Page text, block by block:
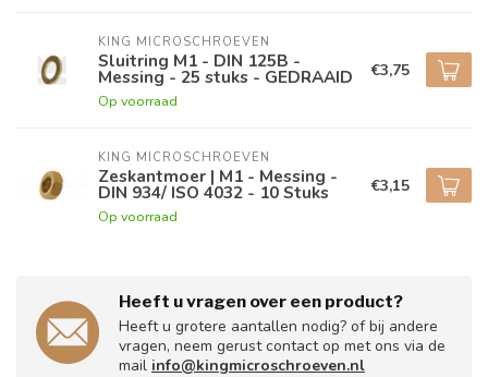
KING MICROSCHROEVEN
Sluitring M1 - DIN 125B -
Messing - 25 stuks - GEDRAAID
Op voorraad
€3,75
KING MICROSCHROEVEN
Zeskantmoer | M1 - Messing -
DIN 934/ ISO 4032 - 10 Stuks
Op voorraad
€3,15
Heeft u vragen over een product?
Heeft u grotere aantallen nodig? of bij andere
vragen, neem gerust contact op met ons via de
mail info@kingmicroschroeven.nl